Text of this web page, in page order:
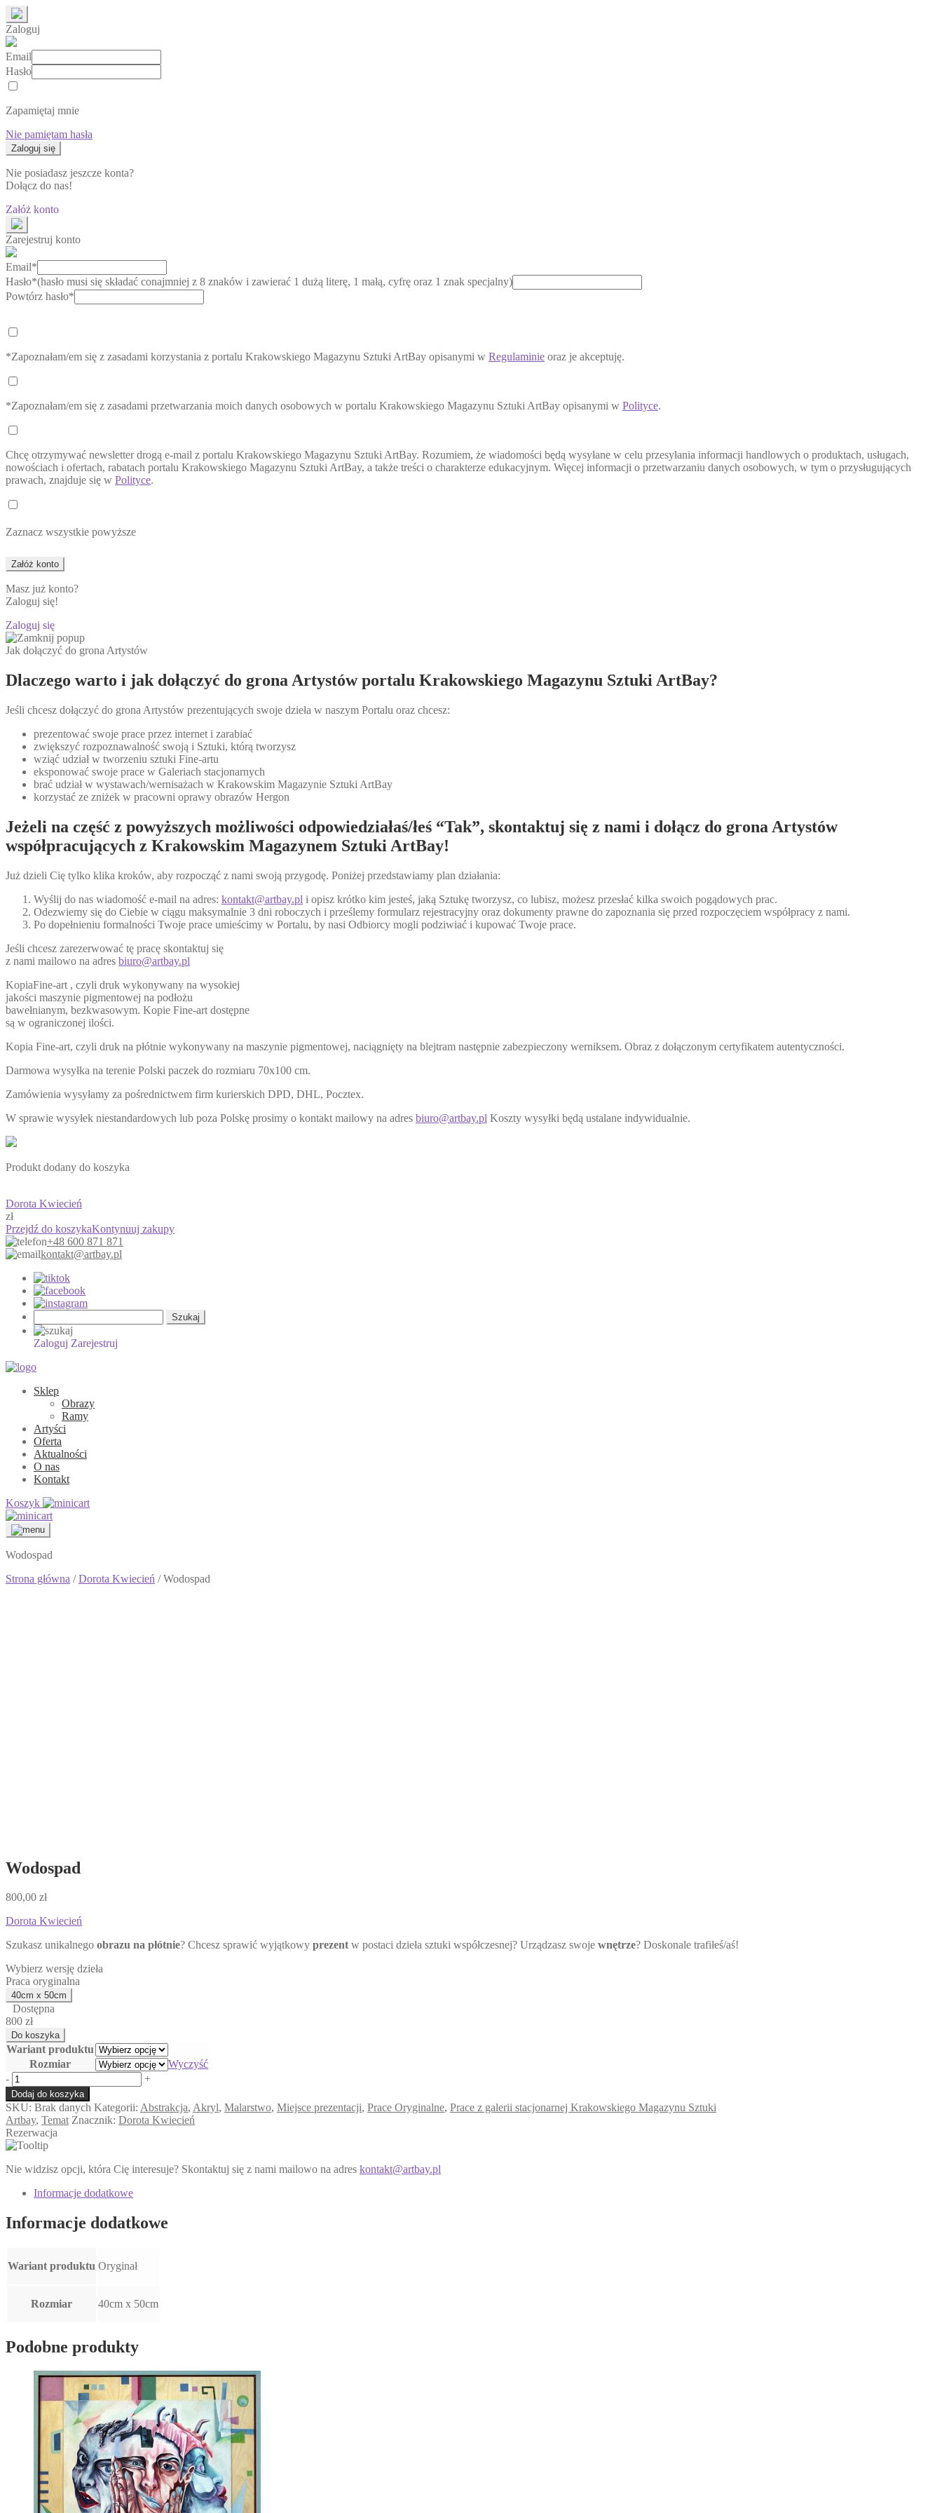
Zaloguj
Email
Hasło
Zapamiętaj mnie
Nie pamiętam hasła
Nie posiadasz jeszcze konta?
Dołącz do nas!
Załóż konto
Zarejestruj konto
Email*
Hasło*(hasło musi się składać conajmniej z 8 znaków i zawierać 1 dużą literę, 1 małą, cyfrę oraz 1 znak specjalny)
Powtórz hasło*
*Zapoznałam/em się z zasadami korzystania z portalu Krakowskiego Magazynu Sztuki ArtBay opisanymi w Regulaminie oraz je akceptuję.
*Zapoznałam/em się z zasadami przetwarzania moich danych osobowych w portalu Krakowskiego Magazynu Sztuki ArtBay opisanymi w Polityce.
Chcę otrzymywać newsletter drogą e-mail z portalu Krakowskiego Magazynu Sztuki ArtBay. Rozumiem, że wiadomości będą wysyłane w celu przesyłania informacji handlowych o produktach, usługach,
nowościach i ofertach, rabatach portalu Krakowskiego Magazynu Sztuki ArtBay, a także treści o charakterze edukacyjnym. Więcej informacji o przetwarzaniu danych osobowych, w tym o przysługujących
prawach, znajduje się w Polityce.
Zaznacz wszystkie powyższe
Masz już konto?
Zaloguj się!
Zaloguj się
Jak dołączyć do grona Artystów
Dlaczego warto i jak dołączyć do grona Artystów portalu Krakowskiego Magazynu Sztuki ArtBay?
Jeśli chcesz dołączyć do grona Artystów prezentujących swoje dzieła w naszym Portalu oraz chcesz:
prezentować swoje prace przez internet i zarabiać
zwiększyć rozpoznawalność swoją i Sztuki, którą tworzysz
wziąć udział w tworzeniu sztuki Fine-artu
eksponować swoje prace w Galeriach stacjonarnych
brać udział w wystawach/wernisażach w Krakowskim Magazynie Sztuki ArtBay
korzystać ze zniżek w pracowni oprawy obrazów Hergon
Jeżeli na część z powyższych możliwości odpowiedziałaś/łeś “Tak”, skontaktuj się z nami i dołącz do grona Artystów
współpracujących z Krakowskim Magazynem Sztuki ArtBay!
Już dzieli Cię tylko klika kroków, aby rozpocząć z nami swoją przygodę. Poniżej przedstawiamy plan działania:
Wyślij do nas wiadomość e-mail na adres: kontakt@artbay.pl i opisz krótko kim jesteś, jaką Sztukę tworzysz, co lubisz, możesz przesłać kilka swoich pogądowych prac.
Odezwiemy się do Ciebie w ciągu maksymalnie 3 dni roboczych i prześlemy formularz rejestracyjny oraz dokumenty prawne do zapoznania się przed rozpoczęciem współpracy z nami.
Po dopełnieniu formalności Twoje prace umieścimy w Portalu, by nasi Odbiorcy mogli podziwiać i kupować Twoje prace.
Jeśli chcesz zarezerwować tę pracę skontaktuj się
z nami mailowo na adres biuro@artbay.pl
KopiaFine-art , czyli druk wykonywany na wysokiej
jakości maszynie pigmentowej na podłożu
bawełnianym, bezkwasowym. Kopie Fine-art dostępne
są w ograniczonej ilości.
Kopia Fine-art, czyli druk na płótnie wykonywany na maszynie pigmentowej, naciągnięty na blejtram następnie zabezpieczony werniksem. Obraz z dołączonym certyfikatem autentyczności.
Darmowa wysyłka na terenie Polski paczek do rozmiaru 70x100 cm.
Zamówienia wysyłamy za pośrednictwem firm kurierskich DPD, DHL, Pocztex.
W sprawie wysyłek niestandardowych lub poza Polskę prosimy o kontakt mailowy na adres biuro@artbay.pl Koszty wysyłki będą ustalane indywidualnie.
Produkt dodany do koszyka
Dorota Kwiecień
zł
Przejdź do koszykaKontynuuj zakupy
+48 600 871 871
kontakt@artbay.pl
Zaloguj Zarejestruj
Sklep
Obrazy
Ramy
Artyści
Oferta
Aktualności
O nas
Kontakt
Koszyk
Wodospad
Strona główna /Dorota Kwiecień / Wodospad
Wodospad
800,00 zł
Dorota Kwiecień
Szukasz unikalnego obrazu na płótnie? Chcesz sprawić wyjątkowy prezentw postaci dzieła sztuki współczesnej? Urządzasz swoje wnętrze? Doskonale trafiłeś/aś!
Wybierz wersję dzieła
Praca oryginalna
Dostępna
800 zł
Wariant produktu
Rozmiar
Wyczyść
ilość
Wodospad
- +
Dodaj do koszyka
SKU: Brak danych Kategorii: Abstrakcja, Akryl, Malarstwo, Miejsce prezentacji, Prace Oryginalne, Prace z galerii stacjonarnej Krakowskiego Magazynu Sztuki
Artbay, Temat Znacznik: Dorota Kwiecień
Rezerwacja
Nie widzisz opcji, która Cię interesuje? Skontaktuj się z nami mailowo na adres kontakt@artbay.pl
Informacje dodatkowe
Informacje dodatkowe
Wariant produktu Oryginał
Rozmiar 40cm x 50cm
Podobne produkty